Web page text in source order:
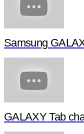
Samsung
GALAXY Tab